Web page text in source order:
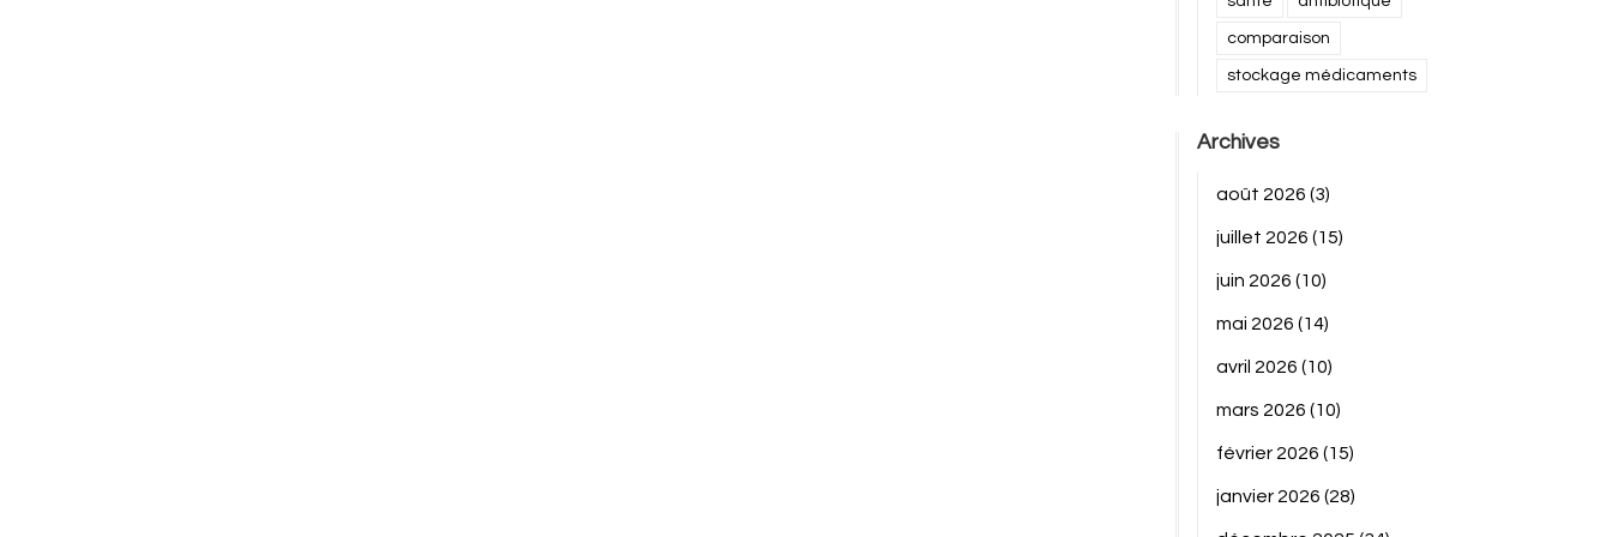
comparaison
stockage médicaments
Archives
août 2026 (3)
juillet 2026 (15)
juin 2026 (10)
mai 2026 (14)
avril 2026 (10)
mars 2026 (10)
février 2026 (15)
janvier 2026 (28)